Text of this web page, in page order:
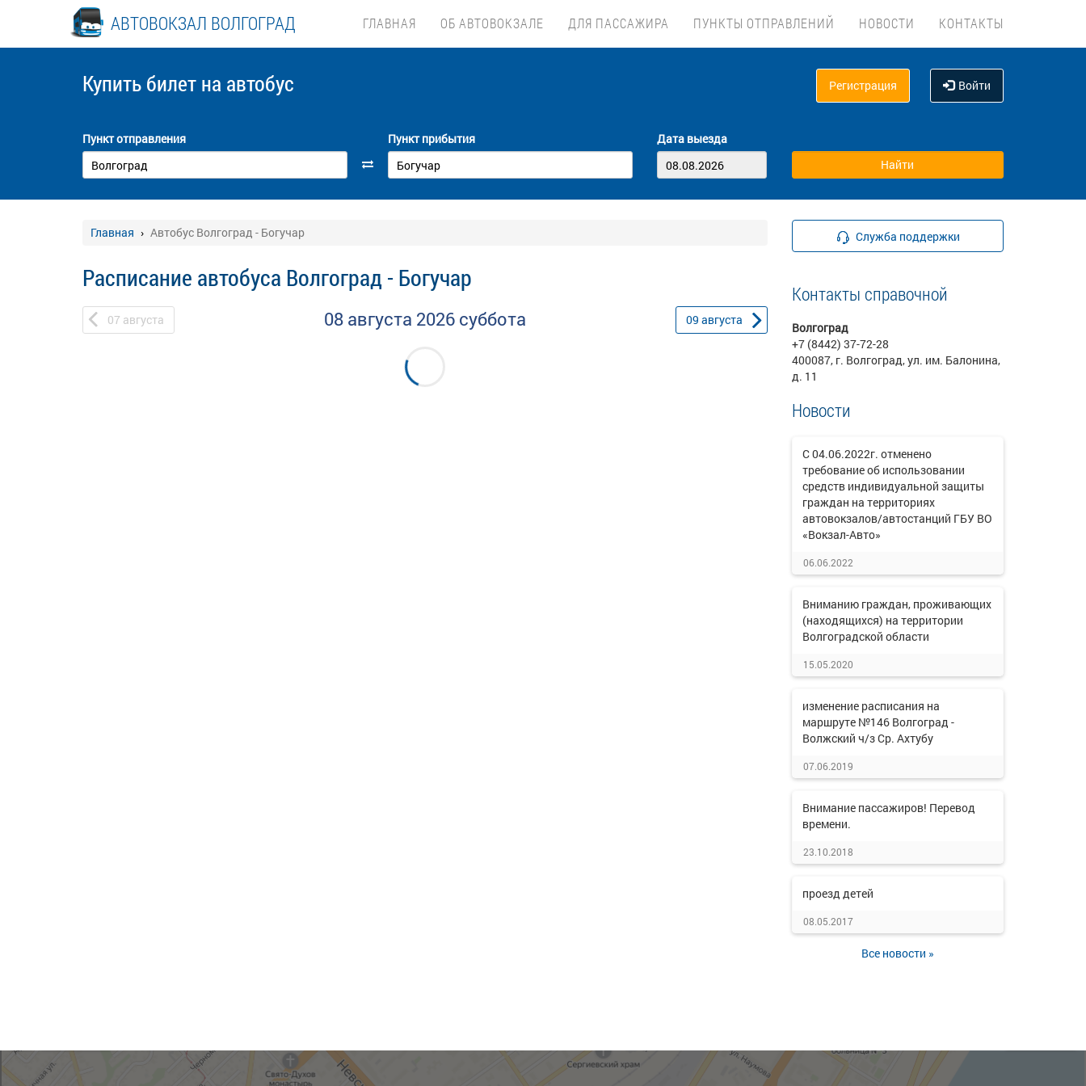
АВТОВОКЗАЛ ВОЛГОГРАД ГЛАВНАЯ ОБ АВТОВОКЗАЛЕ ДЛЯ ПАССАЖИРА ПУНКТЫ ОТПРАВЛЕНИЙ НОВОСТИ КОНТАКТЫ
Купить билет на автобус Регистрация Войти
Пункт отправления Пункт прибытия Дата выезда
Главная Автобус Волгоград - Богучар
Расписание автобуса Волгоград - Богучар
07 августа 08 августа 2026 суббота 09 августа
Служба поддержки
Контакты справочной
Волгоград
+7 (8442) 37-72-28
400087, г. Волгоград, ул. им. Балонина,
д. 11
Новости
С 04.06.2022г. отменено
требование об использовании
средств индивидуальной защиты
граждан на территориях
автовокзалов/автостанций ГБУ ВО
«Вокзал-Авто»
06.06.2022
Вниманию граждан, проживающих
(находящихся) на территории
Волгоградской области
15.05.2020
изменение расписания на
маршруте №146 Волгоград -
Волжский ч/з Ср. Ахтубу
07.06.2019
Внимание пассажиров! Перевод
времени.
23.10.2018
проезд детей
08.05.2017
Все новости »